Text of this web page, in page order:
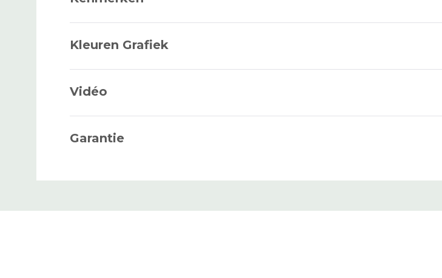
Kanekalon synthetische vezel
Kleuren Grafiek
Vidéo
Garantie